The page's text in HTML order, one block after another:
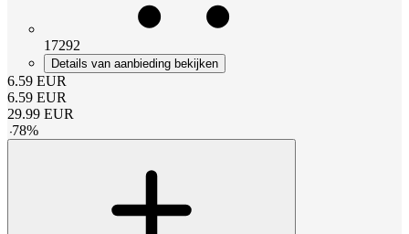
17292
Details van aanbieding bekijken
6.59 EUR
6.59 EUR
29.99 EUR
-78%